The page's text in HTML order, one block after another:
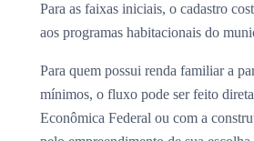
Para as faixas iniciais, o cadastro
aos programas habitacionais do
Para quem possui renda familiar a
mínimos, o fluxo pode ser feito
Econômica Federal ou com a